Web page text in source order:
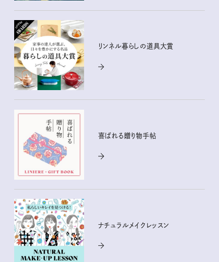
リンネル暮らしの道具大賞
喜ばれる贈り物手帖
ナチュラルメイクレッスン